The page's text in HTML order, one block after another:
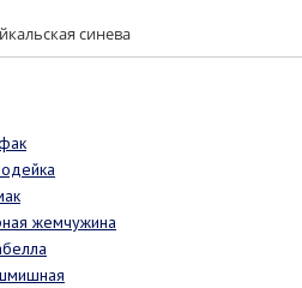
синева
жемчужина